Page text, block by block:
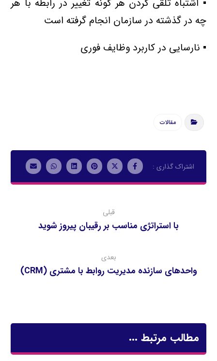
▪ اشتباه تلقی کردن هر گونه تغییر در رابطه با هر
چه در گذشته در سازمان انجام گرفته است
▪ نارسایی در کاربرد وظایف فوری
مقالات
قبلی
با استراتژی مناسب بر رقیبان پیروز شوید
بعدی
واحدهای سازنده مديريت روابط با مشتری (CRM)
مطالب مرتبط ...